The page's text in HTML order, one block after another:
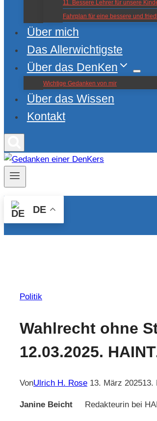
11. Bessere Lehrer für unsere
Fahrplan für eine bessere und
Über mich
Das Allerwichtigste
Über das DenKen
Wichtige Gedanken von mir
Über das Wissen
Kontakt
DE
Politik
Wahlrecht ohne
12.03.2025.
VonUlrich H. Rose 13. März 202513.
Janine Beicht Redakteurin bei